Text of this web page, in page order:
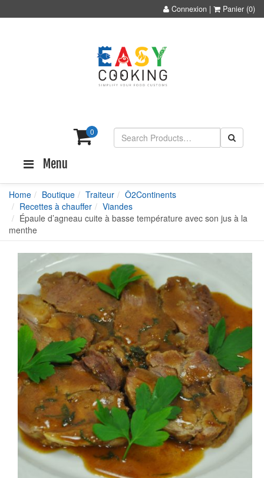
Connexion | Panier (0)
0
Menu
Home Boutique Traiteur
Ô2Continents
Recettes à chauffer
Viandes
Épaule d’agneau cuite à basse température avec son jus à la
menthe